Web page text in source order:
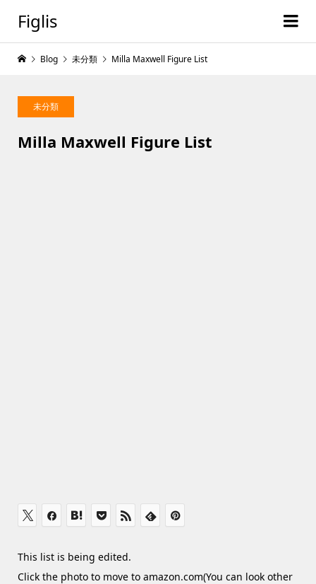
Figlis
未分類
Milla Maxwell Figure List
Blog 未分類 Milla Maxwell Figure List
This list is being edited.
Click the photo to move to amazon.com(You can look other